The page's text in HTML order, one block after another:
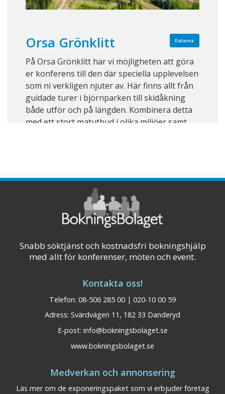
Dalarna
Orsa Grönklitt
På Orsa Grönklitt har vi möjligheten att göra
er konferens till den där speciella upplevelsen
som ni verkligen njuter av. Här finns allt från
guidade turer i björnparken till skidåkning
både utför och på längden. Kombinera detta
med ett stort matutbud i olika miljöer samt
BEST WESTERN Hotell
Lerdalshöjden Rättvik
Snabb söktjänst och kostnadsfri bokningshjälp
med allt för konferenser, möten och event.
Kontakta oss!
Telefon: 08-506 285 00 | 020-10 00 59
Adress: Svärdvägen 11, 182 33 Danderyd
E-post: info@bokningsbolaget.se
www.bokningsbolaget.se
Medverkan och annonsering
Läs mer om de exponeringspaket som vi erbjuder företag